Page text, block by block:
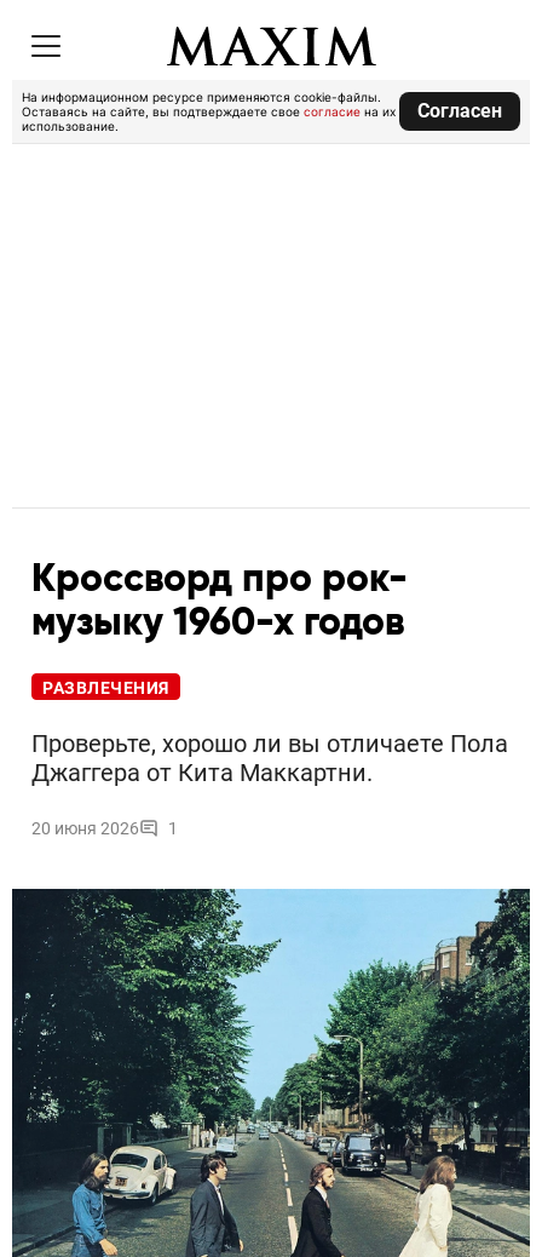
На информационном ресурсе применяются cookie-файлы.
Оставаясь на сайте, вы подтверждаете свое согласие на их
использование.
Согласен
Кроссворд про рок-
музыку 1960-х годов
РАЗВЛЕЧЕНИЯ
Проверьте, хорошо ли вы отличаете Пола
Джаггера от Кита Маккартни.
20 июня 2026 1